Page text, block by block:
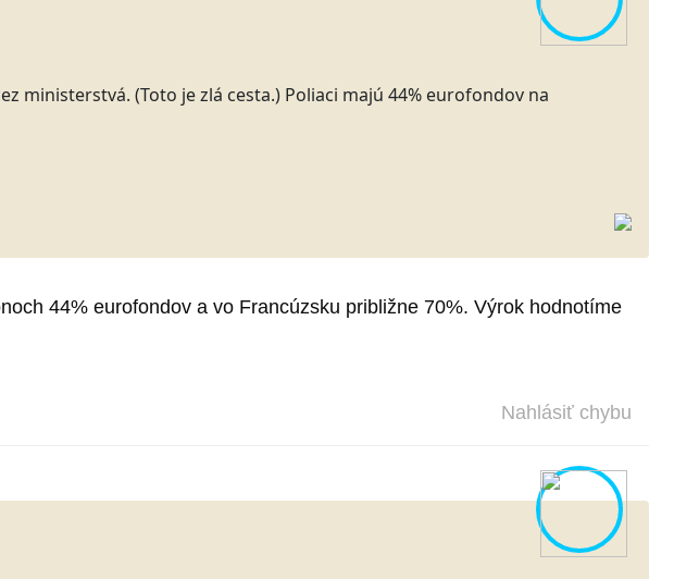
ministerstvá. (Toto je zlá cesta.) Poliaci majú 44% eurofondov na
44% eurofondov a vo Francúzsku približne 70%. Výrok hodnotíme
Nahlásiť chybu